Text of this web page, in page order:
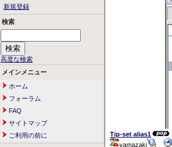
新規登録
検索
高度な検索
メインメニュー
ホーム
フォーラム
FAQ
サイトマップ
ご利用の前に
Tip-set alias1
yamazaki